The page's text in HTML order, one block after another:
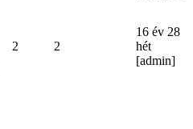
2 2
16 év 28
hét
[admin]